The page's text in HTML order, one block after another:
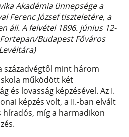
Akadémia ünnepsége a
Ferenc József tiszteletére, a
áll. A felvétel 1896. június 12-
Budapest Főváros
Levéltára)
századvégtől mint három
működött két
és lovasság képzésével. Az I.
képzés volt, a II.-ban elvált
híradós, míg a harmadikon